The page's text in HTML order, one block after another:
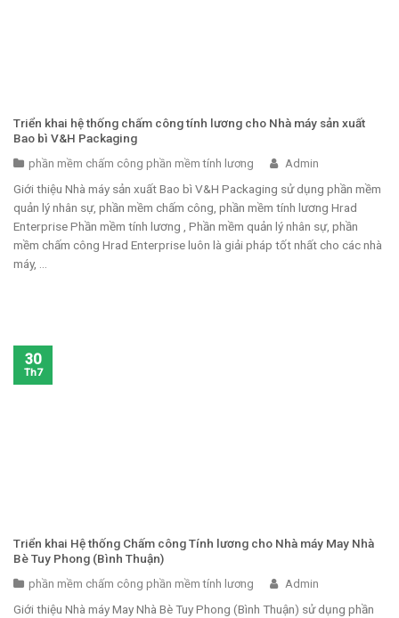
Triển khai hệ thống chấm công tính lương cho Nhà máy sản xuất
Bao bì V&H Packaging
phần mềm chấm công phần mềm tính lương Admin
Giới thiệu Nhà máy sản xuất Bao bì V&H Packaging sử dụng phần mềm
quản lý nhân sự, phần mềm chấm công, phần mềm tính lương Hrad
Enterprise Phần mềm tính lương , Phần mềm quản lý nhân sự, phần
mềm chấm công Hrad Enterprise luôn là giải pháp tốt nhất cho các nhà
máy, ...
Triển khai Hệ thống Chấm công Tính lương cho Nhà máy May Nhà
Bè Tuy Phong (Bình Thuận)
phần mềm chấm công phần mềm tính lương Admin
Giới thiệu Nhà máy May Nhà Bè Tuy Phong (Bình Thuận) sử dụng phần
30
Th7